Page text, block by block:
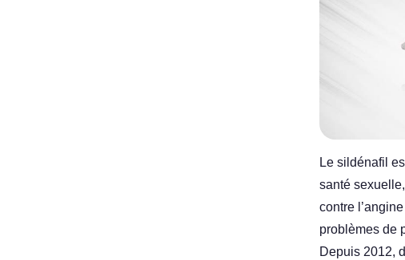
Le sildénafil
santé
contre
problèmes de
Depuis 2012,